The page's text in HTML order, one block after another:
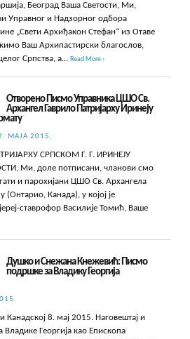
Београд Ваша Светости, Ми,
Управног и Надзорног одбора
„Свети Архиђакон Стефан“ из Отаве
Ваш Архипастирски благослов,
Српства, а…Read More ›
Отворено Писмо Управника ЦШО Св.
Архангел Гаврило Патријарху Иринеју
МАЈА 2015.
СРПСКОМ Г. Г. ИРИНЕЈУ
Ми, доле потписани, чланови смо
и парохијани ЦШО Св. Архангела
Канада), у којој је
ставрофор Василије Томић, Ваше
Душко и Снежана Кнежевић: Писмо
подршке за Владику Георгија
Канадској 8. мај 2015. Наговештај и
Георгија као Епископа